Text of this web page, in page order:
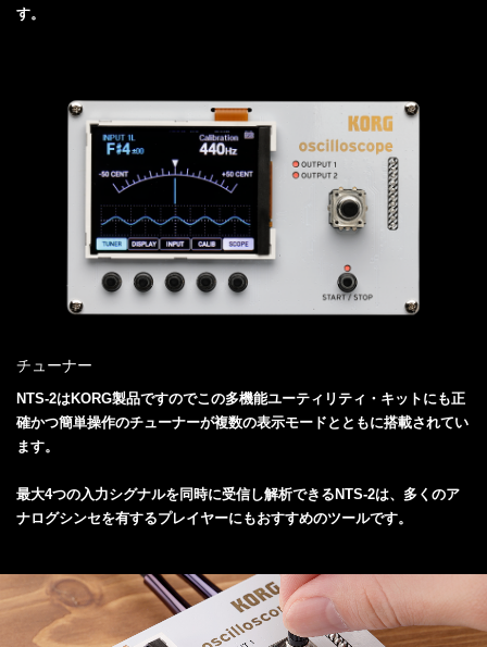
す。
チューナー
NTS-2はKORG製品ですのでこの多機能ユーティリティ・キットにも正
確かつ簡単操作のチューナーが複数の表示モードとともに搭載されてい
ます。
最大4つの入力シグナルを同時に受信し解析できるNTS-2は、多くのア
ナログシンセを有するプレイヤーにもおすすめのツールです。